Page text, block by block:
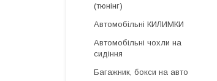
(тюнінг)
Автомобільні КИЛИМКИ
Автомобільні чохли на
сидіння
Багажник, бокси на авто